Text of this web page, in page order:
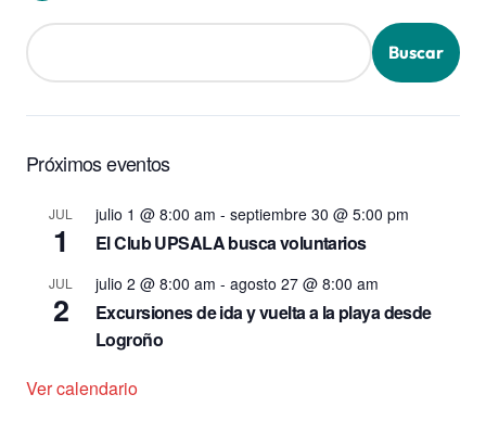
Buscar
Próximos eventos
JUL
1
julio 1 @ 8:00 am - septiembre 30 @ 5:00 pm
El Club UPSALA busca voluntarios
JUL
2
julio 2 @ 8:00 am - agosto 27 @ 8:00 am
Excursiones de ida y vuelta a la playa desde
Logroño
Ver calendario